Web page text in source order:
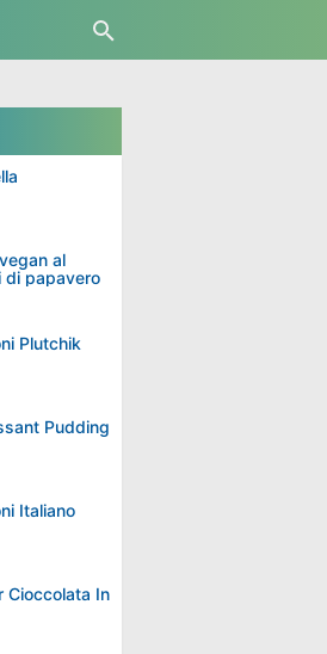
al
di papavero
Plutchik
Pudding
Italiano
Cioccolata In